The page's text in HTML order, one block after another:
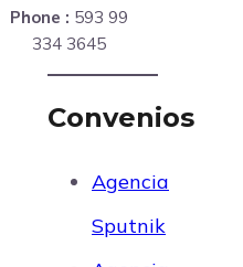
Phone : 593 99
334 3645
Convenios
Agencia
Sputnik